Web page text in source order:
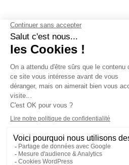
Contactez-nous-Mentions
confidentialité-Gestion des cookies